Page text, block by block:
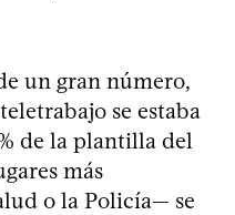
un gran número,
se estaba
de la plantilla del
más
o la Policía— se